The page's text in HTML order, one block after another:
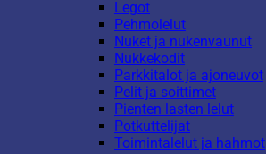
Legot
Pehmolelut
Nuket ja nukenvaunut
Nukkekodit
Parkkitalot ja ajoneuvot
Pelit ja soittimet
Pienten lasten lelut
Potkuttelijat
Toimintalelut ja hahmot